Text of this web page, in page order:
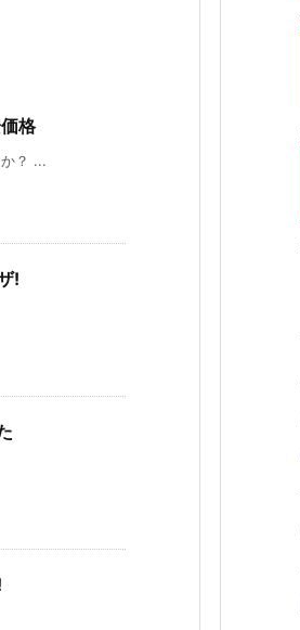
格
？ ...
!